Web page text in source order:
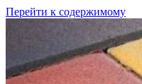
Перейти к содержимому